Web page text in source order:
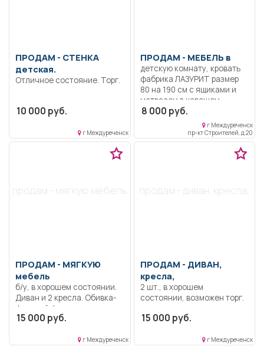
ПРОДАМ - СТЕНКА
детская.
Отличное состояние. Торг.
10 000 руб.
г Междуреченск
ПРОДАМ - МЕБЕЛЬ в
детскую комнату, кровать
фабрика ЛАЗУРИТ размер
80 на 190 см с ящиками и
матрасом в хорошем
состоянии, цена 7000р.
Стол письменный размер
100 на 55 см, цена 2000р.
Полка настенная 1000р. Все
8 000 руб.
г Междуреченск
пр-кт Строителей, д 20
продам - мягкую мебель
ПРОДАМ - МЯГКУЮ
мебель
б/у, в хорошем состоянии.
Диван и 2 кресла. Обивка-
финский флок.
15 000 руб.
г Междуреченск
продам - диван, кресла,
ПРОДАМ - ДИВАН,
кресла,
2 шт., в хорошем
состоянии, возможен торг.
15 000 руб.
г Междуреченск